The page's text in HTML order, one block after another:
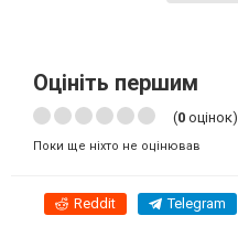
Оцініть першим
(0 оцінок)
Поки ще ніхто не оцінював
Reddit Telegram